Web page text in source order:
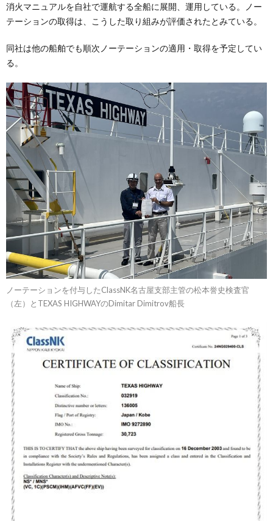
消火マニュアルを自社で運航する全船に展開、運用している。ノー
テーションの取得は、こうした取り組みが評価されたとみている。
同社は他の船舶でも順次ノーテーションの適用・取得を予定してい
る。
ノーテーションを付与したClassNK名古屋支部主管の松本誉史検査官
（左）とTEXAS HIGHWAYのDimitar Dimitrov船長